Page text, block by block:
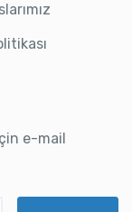
e-mail